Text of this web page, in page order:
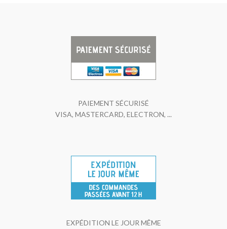
PAIEMENT SÉCURISÉ
VISA, MASTERCARD, ELECTRON, ...
EXPÉDITION LE JOUR MÊME